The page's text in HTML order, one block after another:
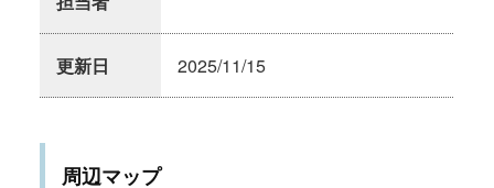
更新日 2025/11/15
周辺マップ